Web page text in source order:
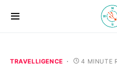
TRAVELLIGENCE 4 MINUTE